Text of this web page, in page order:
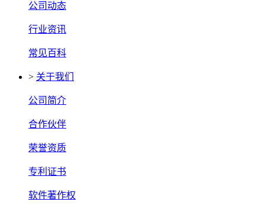
公司动态
行业资讯
常见百科
> 关于我们
公司简介
合作伙伴
荣誉资质
专利证书
软件著作权